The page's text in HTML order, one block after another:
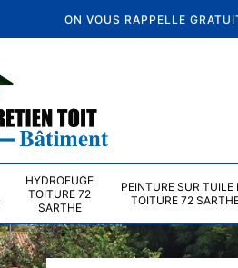
ON VOUS RAPPELLE
HYDROFUGE
TOITURE 72
SARTHE
PEINTURE SUR TUILE
TOITURE 72